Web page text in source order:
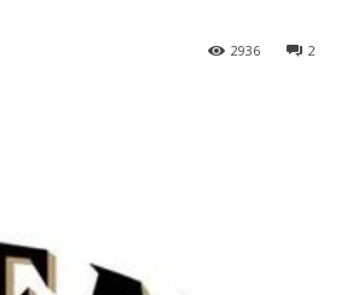
2
2936